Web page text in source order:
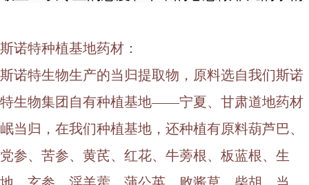
斯诺特种植基地药材：
斯诺特生物生产的当归提取物，原料选自我们斯诺
特生物集团自有种植基地——宁夏、甘肃道地药材
岷当归，在我们种植基地，还种植有原料葫芦巴、
党参、苦参、黄芪、红花、牛蒡根、板蓝根、生